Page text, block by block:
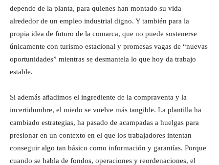
depende de la planta, para quienes han montado su vida
alrededor de un empleo industrial digno. Y también para la
propia idea de futuro de la comarca, que no puede sostenerse
únicamente con turismo estacional y promesas vagas de “nuevas
oportunidades” mientras se desmantela lo que hoy da trabajo
estable.
Si además añadimos el ingrediente de la compraventa y la
incertidumbre, el miedo se vuelve más tangible. La plantilla ha
cambiado estrategias, ha pasado de acampadas a huelgas para
presionar en un contexto en el que los trabajadores intentan
conseguir algo tan básico como información y garantías. Porque
cuando se habla de fondos, operaciones y reordenaciones, el